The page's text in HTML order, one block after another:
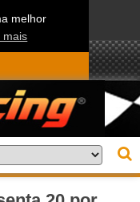
melhor
mais